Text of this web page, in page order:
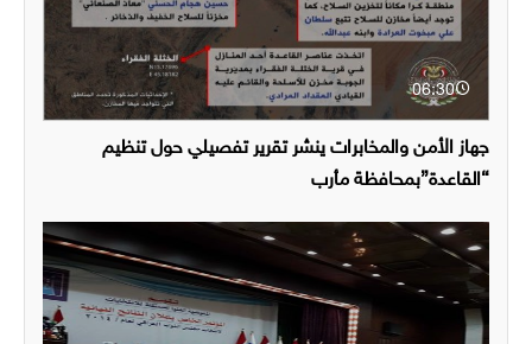
06:30
جهاز الأمن والمخابرات ينشر تقرير تفصيلي حول تنظيم
“القاعدة”بمحافظة مأرب